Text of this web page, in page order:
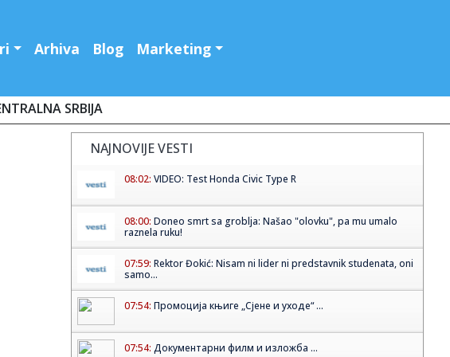
Arhiva Blog Marketing
SRBIJA
NAJNOVIJE VESTI
08:02: VIDEO: Test Honda Civic Type R
08:00: Doneo smrt sa groblja: Našao "olovku", pa mu umalo
raznela ruku!
07:59: Rektor Đokić: Nisam ni lider ni predstavnik studenata, oni
samo...
07:54: Промоција књиге „Сјене и уходе“ ...
07:54: Документарни филм и изложба ...